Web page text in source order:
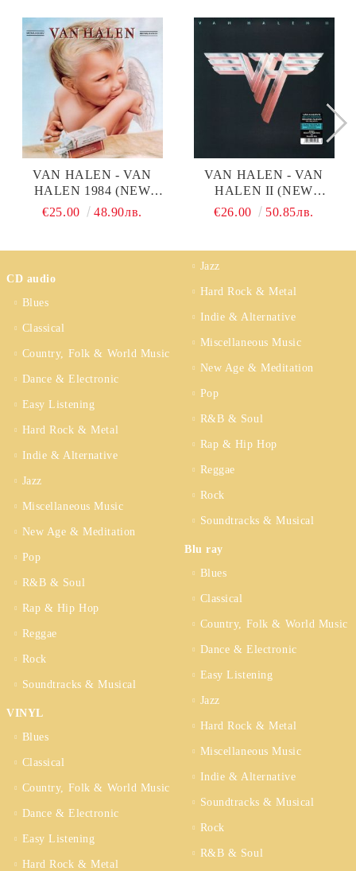
VAN HALEN - VAN
HALEN 1984 (NEW
REMASTERED 2015)
€25.00 48.90лв.
VAN HALEN - VAN
HALEN II (NEW
REMASTERED 2015)
€26.00 50.85лв.
CD audio
Blues
Classical
Country, Folk & World Music
Dance & Electronic
Easy Listening
Hard Rock & Metal
Indie & Alternative
Jazz
Miscellaneous Music
New Age & Meditation
Pop
R&B & Soul
Rap & Hip Hop
Reggae
Rock
Soundtracks & Musical
VINYL
Blues
Classical
Country, Folk & World Music
Dance & Electronic
Easy Listening
Hard Rock & Metal
Jazz
Hard Rock & Metal
Indie & Alternative
Miscellaneous Music
New Age & Meditation
Pop
R&B & Soul
Rap & Hip Hop
Reggae
Rock
Soundtracks & Musical
Blu ray
Blues
Classical
Country, Folk & World Music
Dance & Electronic
Easy Listening
Jazz
Hard Rock & Metal
Miscellaneous Music
Indie & Alternative
Soundtracks & Musical
Rock
R&B & Soul